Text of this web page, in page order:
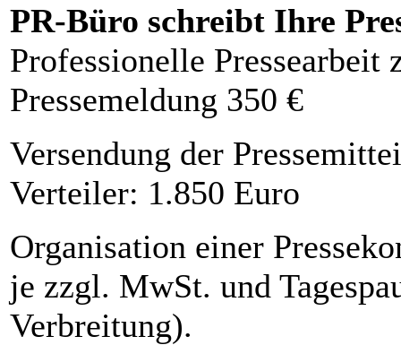
PR-Büro schreibt Ihre
Professionelle Pressearbeit
Pressemeldung 350 €
Versendung der
Verteiler: 1.850 Euro
Organisation einer
je zzgl. MwSt. und
Verbreitung).